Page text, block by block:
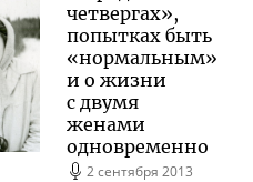
четвергах»,
попытках быть
«нормальным»
и о жизни
с двумя
женами
одновременно
2 сентября 2013